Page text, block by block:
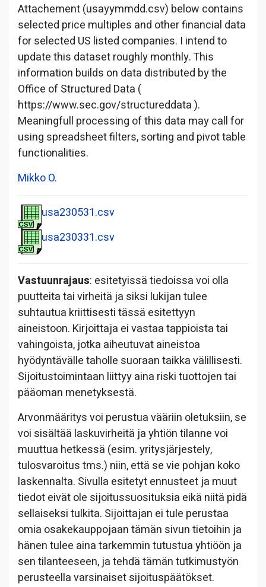
Attachement (usayymmdd.csv) below contains
selected price multiples and other financial data
for selected US listed companies. I intend to
update this dataset roughly monthly. This
information builds on data distributed by the
Office of Structured Data (
https://www.sec.gov/structureddata ).
Meaningfull processing of this data may call for
using spreadsheet filters, sorting and pivot table
functionalities.
Mikko O.
usa230531.csv
usa230331.csv
Vastuunrajaus: esitetyissä tiedoissa voi olla
puutteita tai virheitä ja siksi lukijan tulee
suhtautua kriittisesti tässä esitettyyn
aineistoon. Kirjoittaja ei vastaa tappioista tai
vahingoista, jotka aiheutuvat aineistoa
hyödyntävälle taholle suoraan taikka välillisesti.
Sijoitustoimintaan liittyy aina riski tuottojen tai
pääoman menetyksestä.
Arvonmääritys voi perustua vääriin oletuksiin, se
voi sisältää laskuvirheitä ja yhtiön tilanne voi
muuttua hetkessä (esim. yritysjärjestely,
tulosvaroitus tms.) niin, että se vie pohjan koko
laskennalta. Sivulla esitetyt ennusteet ja muut
tiedot eivät ole sijoitussuosituksia eikä niitä pidä
sellaiseksi tulkita. Sijoittajan ei tule perustaa
omia osakekauppojaan tämän sivun tietoihin ja
hänen tulee aina tarkemmin tutustua yhtiöön ja
sen tilanteeseen, ja tehdä tämän tutkimustyön
perusteella varsinaiset sijoituspäätökset.